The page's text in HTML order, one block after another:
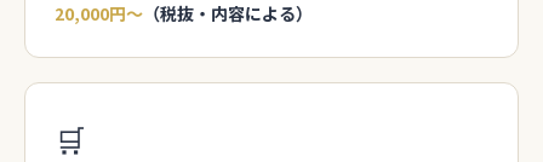
20,000円〜 （税抜・内容による）
🛒